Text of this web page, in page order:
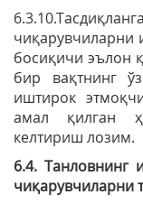
чиқарувчиларни
босиқичи эълон
бир вақтнинг
иштирок
амал қилган
келтириш лозим.
6.4. Танловнинг
чиқарувчиларни